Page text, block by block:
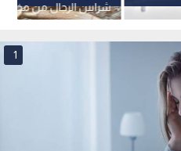
شرايين الرجال من
الطويل
1